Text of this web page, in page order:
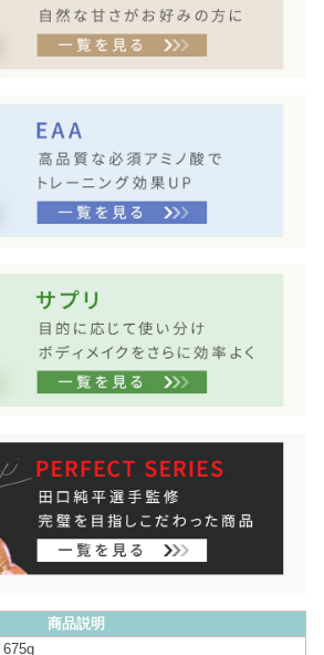
商品説明
675g